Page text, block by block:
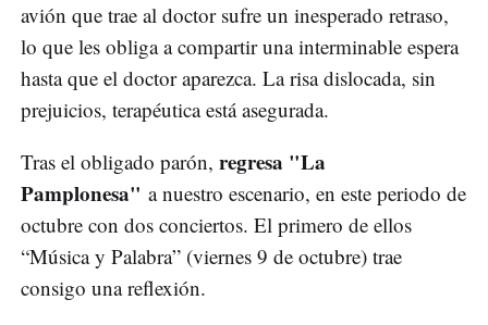
avión que trae al doctor sufre un inesperado retraso,
lo que les obliga a compartir una interminable espera
hasta que el doctor aparezca. La risa dislocada, sin
prejuicios, terapéutica está asegurada.
Tras el obligado parón, regresa "La
Pamplonesa" a nuestro escenario, en este periodo de
octubre con dos conciertos. El primero de ellos
“Música y Palabra” (viernes 9 de octubre) trae
consigo una reflexión.